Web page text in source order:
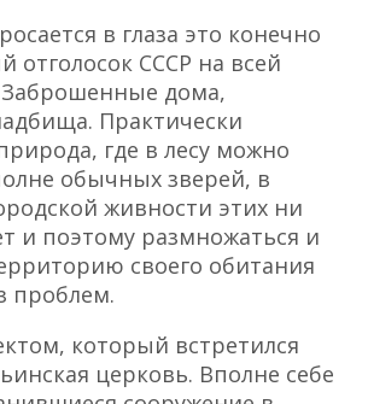
в глаза это конечно
отголосок СССР на всей
дома,
Практически
где в лесу можно
обычных зверей, в
живности этих ни
и поэтому размножаться и
своего обитания
проблем.
который встретился
церковь. Вполне себе